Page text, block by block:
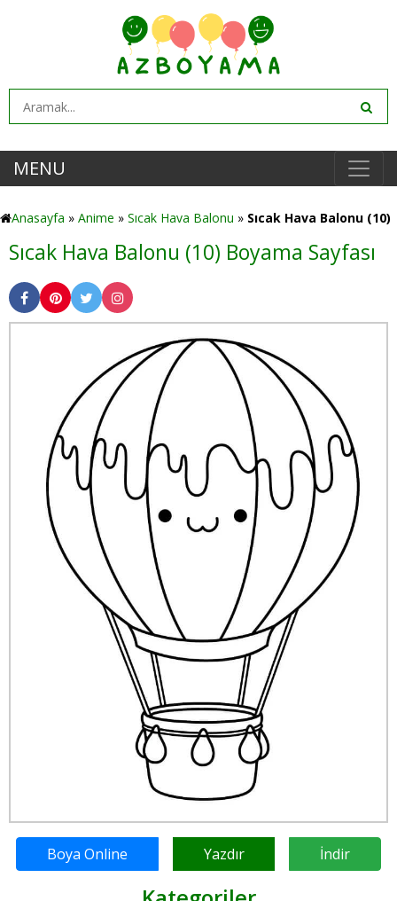
MENU
Anasayfa » Anime » Sıcak Hava Balonu » Sıcak Hava Balonu (10)
Sıcak Hava Balonu (10) Boyama Sayfası
Boya Online Yazdır İndir